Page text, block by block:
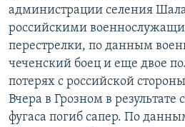
СОЦИАЛЬНЫЕ СЕТИ
Все сайты РСЕ/РС
администрации селения
российскими
перестрелки, по данным
чеченский боец и еще двое
потерях с российской
Вчера в Грозном в результате
фугаса погиб сапер. По